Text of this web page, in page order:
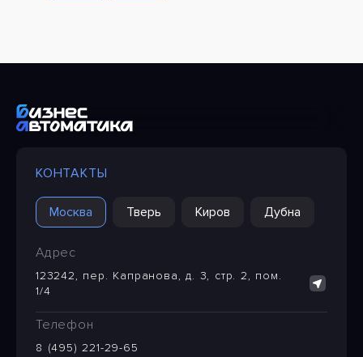
КОНТАКТЫ
Москва Тверь Киров Дубна
Адрес
123242, пер. Капранова, д. 3, стр. 2, пом.
1/4
Телефон
8 (495) 221-29-65